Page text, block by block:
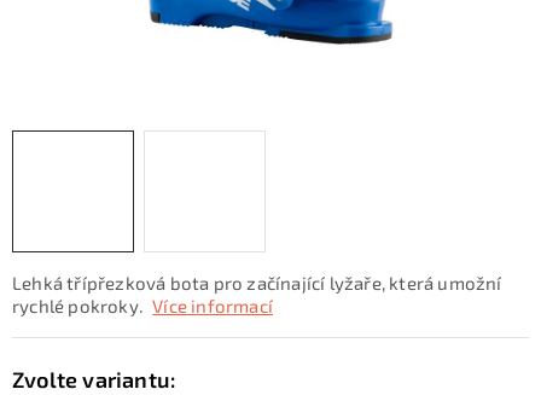
SKI servis Půjčovna lyží a SNB
Lehká třípřezková bota pro začínající lyžaře, která umožní
rychlé pokroky. Více informací